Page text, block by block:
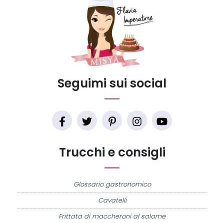
Trucchi e consigli
Glossario gastronomico
Cavatelli
Frittata di maccheroni al salame
Seguimi sui social